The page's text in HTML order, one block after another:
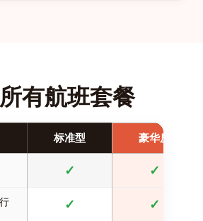
有航班套餐
标准型 豪华房
✓ ✓
✓ ✓